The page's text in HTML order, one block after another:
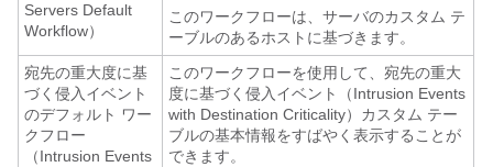
Servers Default
Workflow）
このワークフローは、サーバのカスタム テ
ーブルのあるホストに基づきます。
宛先の重大度に基
づく侵入イベント
のデフォルト ワー
クフロー
（Intrusion Events
このワークフローを使用して、宛先の重大
度に基づく侵入イベント（Intrusion Events
with Destination Criticality）カスタム テー
ブルの基本情報をすばやく表示することが
できます。